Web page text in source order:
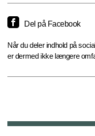
Del på Facebook
Når du deler indhold på
er dermed ikke længere